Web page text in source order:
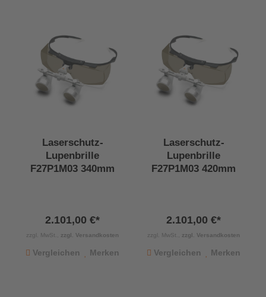
Laserschutz-
Lupenbrille
F27P1M03 340mm
2.101,00 €*
zzgl. MwSt., zzgl. Versandkosten
Vergleichen Merken
Laserschutz-
Lupenbrille
F27P1M03 420mm
2.101,00 €*
zzgl. MwSt., zzgl. Versandkosten
Vergleichen Merken